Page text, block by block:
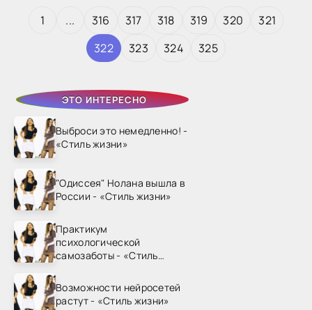
ЭТО ИНТЕРЕСНО
Выброси это немедленно! -
«Стиль жизни»
"Одиссея" Нолана вышла в
России - «Стиль жизни»
Практикум
психологической
самозаботы - «Стиль
Возможности нейросетей
растут - «Стиль жизни»
1 ... 316 317 318 319 320
321
322
323 324 325